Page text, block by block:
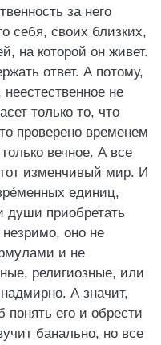
за него
себя, своих близких,
на которой он живет.
ответ. А потому,
не
только то, что
проверено временем
вечное. А все
изменчивый мир. И
единиц,
души приобретать
оно не
и не
религиозные, или
А значит,
понять его и обрести
банально, но все